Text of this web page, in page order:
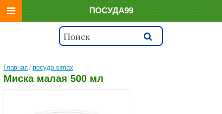
Главная / посуда simax
Миска малая 500 мл
ПОСУДА99